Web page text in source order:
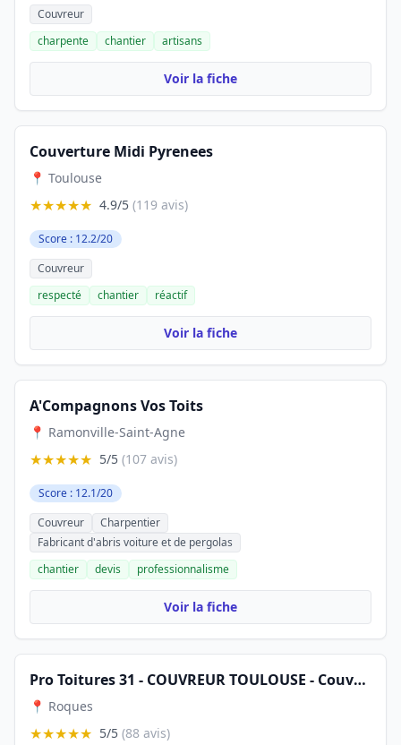
Couvreur
charpente
chantier artisans
Voir la fiche
Couverture Midi Pyrenees
📍 Toulouse
★★★★★ 4.9/5 (119 avis)
Score : 12.2/20
Couvreur
respecté
chantier réactif
Voir la fiche
A'Compagnons Vos Toits
📍 Ramonville-Saint-Agne
★★★★★ 5/5 (107 avis)
Score : 12.1/20
Couvreur
Charpentier
Fabricant d'abris voiture et de pergolas
chantier
devis professionnalisme
Voir la fiche
Pro Toitures 31 - COUVREUR TOULOUSE - Couvreur et peintre en bâtiment - toiture façade zinguerie - Haute-Garonne,
📍 Roques
★★★★★ 5/5 (88 avis)